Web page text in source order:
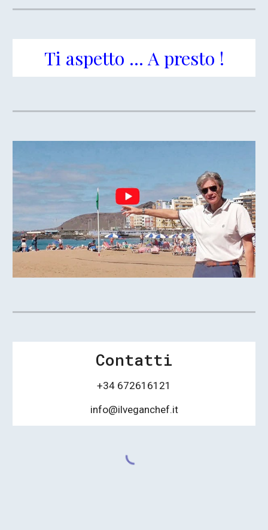
Ti aspetto ... A presto !
Contatti
+34 672616121
info@ilveganchef.it